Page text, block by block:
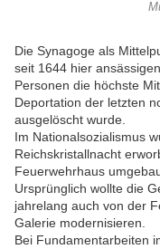
Die Synagoge als
seit 1644 hier
Personen die höchste
Deportation der letzten
ausgelöscht wurde.
Im Nationalsozialismus
Reichskristallnacht
Feuerwehrhaus
Ursprünglich wollte die
jahrelang auch von der
Galerie modernisieren.
Bei Fundamentarbeiten